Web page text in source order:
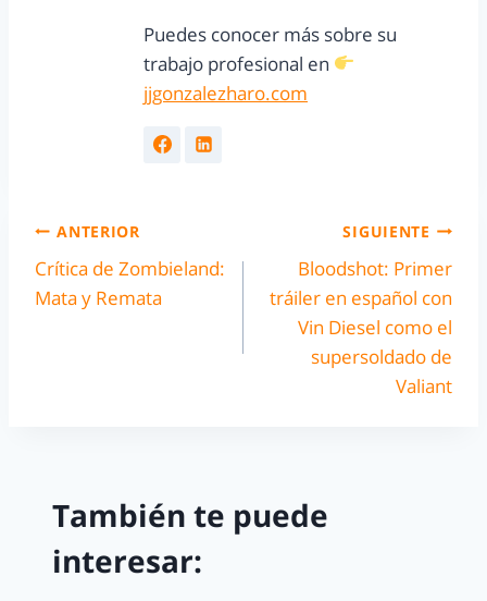
Puedes conocer más sobre su
trabajo profesional en
jjgonzalezharo.com
ANTERIOR
Crítica de Zombieland:
Mata y Remata
SIGUIENTE
Bloodshot: Primer
tráiler en español con
Vin Diesel como el
supersoldado de
Valiant
También te puede
interesar: